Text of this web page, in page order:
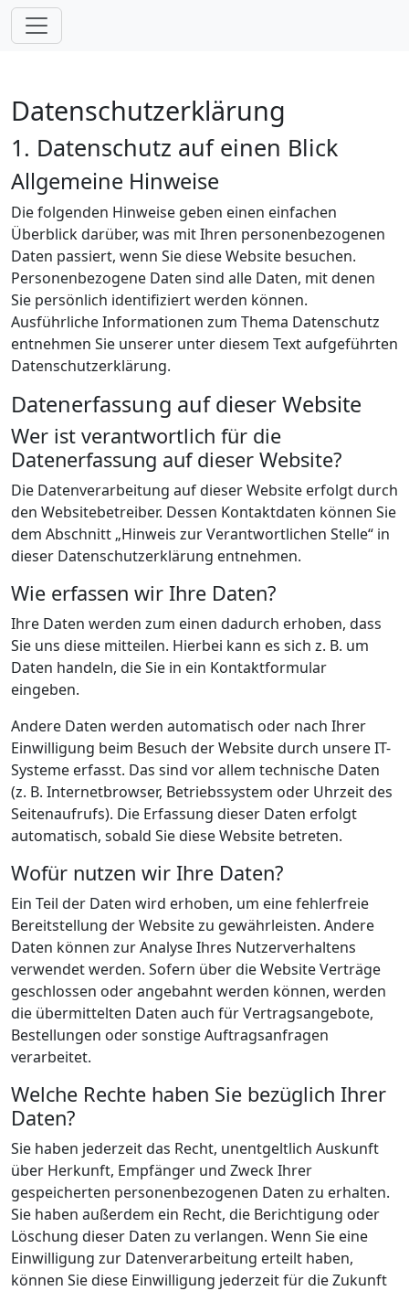
Datenschutz­erklärung
1. Datenschutz auf einen Blick
Allgemeine Hinweise
Die folgenden Hinweise geben einen einfachen
Überblick darüber, was mit Ihren personenbezogenen
Daten passiert, wenn Sie diese Website besuchen.
Personenbezogene Daten sind alle Daten, mit denen
Sie persönlich identifiziert werden können.
Ausführliche Informationen zum Thema Datenschutz
entnehmen Sie unserer unter diesem Text aufgeführten
Datenschutzerklärung.
Datenerfassung auf dieser Website
Wer ist verantwortlich für die
Datenerfassung auf dieser Website?
Die Datenverarbeitung auf dieser Website erfolgt durch
den Websitebetreiber. Dessen Kontaktdaten können Sie
dem Abschnitt „Hinweis zur Verantwortlichen Stelle“ in
dieser Datenschutzerklärung entnehmen.
Wie erfassen wir Ihre Daten?
Ihre Daten werden zum einen dadurch erhoben, dass
Sie uns diese mitteilen. Hierbei kann es sich z. B. um
Daten handeln, die Sie in ein Kontaktformular
eingeben.
Andere Daten werden automatisch oder nach Ihrer
Einwilligung beim Besuch der Website durch unsere IT-
Systeme erfasst. Das sind vor allem technische Daten
(z. B. Internetbrowser, Betriebssystem oder Uhrzeit des
Seitenaufrufs). Die Erfassung dieser Daten erfolgt
automatisch, sobald Sie diese Website betreten.
Wofür nutzen wir Ihre Daten?
Ein Teil der Daten wird erhoben, um eine fehlerfreie
Bereitstellung der Website zu gewährleisten. Andere
Daten können zur Analyse Ihres Nutzerverhaltens
verwendet werden. Sofern über die Website Verträge
geschlossen oder angebahnt werden können, werden
die übermittelten Daten auch für Vertragsangebote,
Bestellungen oder sonstige Auftragsanfragen
verarbeitet.
Welche Rechte haben Sie bezüglich Ihrer
Daten?
Sie haben jederzeit das Recht, unentgeltlich Auskunft
über Herkunft, Empfänger und Zweck Ihrer
gespeicherten personenbezogenen Daten zu erhalten.
Sie haben außerdem ein Recht, die Berichtigung oder
Löschung dieser Daten zu verlangen. Wenn Sie eine
Einwilligung zur Datenverarbeitung erteilt haben,
können Sie diese Einwilligung jederzeit für die Zukunft